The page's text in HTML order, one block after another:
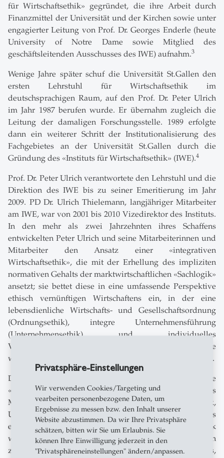
Privatsphäre-Einstellungen
Wir verwenden Cookies/Targeting und
vearbeiten personenbezogene Daten, um
Ergebnisse zu messen bzw. den Inhalt unserer
Website abzustimmen. Da wir Ihre Privatsphäre
schätzen, bitten wir Sie um Erlaubnis. Sie
können Ihre Einwilligung jederzeit in den
"Privatsphäreneinstellungen" ändern/anpassen.
für Wirtschaftsethik» gegründet, die ihre Arbeit durch
Finanzmittel der Universität und der Kirchen sowie unter
engagierter Leitung von Prof. Dr. Georges Enderle (heute
University of Notre Dame sowie Mitglied des
geschäftsleitenden Ausschusses des IWE) aufnahm.3
Wenige Jahre später schuf die Universität St.Gallen den
ersten Lehrstuhl für Wirtschaftsethik im
deutschsprachigen Raum, auf den Prof. Dr. Peter Ulrich
im Jahr 1987 berufen wurde. Er übernahm zugleich die
Leitung der damaligen Forschungsstelle. 1989 erfolgte
dann ein weiterer Schritt der Institutionalisierung des
Fachgebietes an der Universität St.Gallen durch die
Gründung des «Instituts für Wirtschaftsethik» (IWE).4
Prof. Dr. Peter Ulrich verantwortete den Lehrstuhl und die
Direktion des IWE bis zu seiner Emeritierung im Jahr
2009. PD Dr. Ulrich Thielemann, langjähriger Mitarbeiter
am IWE, war von 2001 bis 2010 Vizedirektor des Instituts.
In den mehr als zwei Jahrzehnten ihres Schaffens
entwickelten Peter Ulrich und seine Mitarbeiterinnen und
Mitarbeiter den Ansatz einer «integrativen
Wirtschaftsethik», die mit der Erhellung des impliziten
normativen Gehalts der marktwirtschaftlichen «Sachlogik»
ansetzt; sie bettet diese in eine umfassende Perspektive
ethisch vernünftigen Wirtschaftens ein, in der eine
lebensdienliche Wirtschafts- und Gesellschaftsordnung
(Ordnungsethik), integre Unternehmens­führung
(Unternehmensethik) und individuelles
Verantwortungsbewusstsein (Bürgerethik) als je
wechselseitige Voraus­setzungen wahrgenommen werden.
Das «neue IWE» knüpft dem Sinn und Geist nach an die
«integrative Wirtschaftsethik» an, insbesondere an das
Mehrebenenmodell von Ordnungsethik,
Unternehmensethik und Bürgerethik. Zugleich ist es das
erklärte Ziel, die St. Galler Wirtschaftsethik
weiterzuentwickeln, indem eine stärkere Brückenfunktion
zwischen Begründungs- und Anwendungsdiskurs,